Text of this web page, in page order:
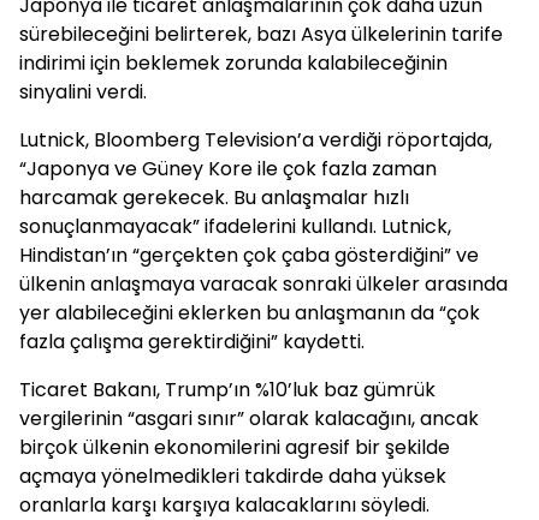
sürebileceğini belirterek, bazı Asya ülkelerinin tarife
indirimi için beklemek zorunda kalabileceğinin
sinyalini verdi.
Lutnick, Bloomberg Television’a verdiği röportajda,
“Japonya ve Güney Kore ile çok fazla zaman
harcamak gerekecek. Bu anlaşmalar hızlı
sonuçlanmayacak” ifadelerini kullandı. Lutnick,
Hindistan’ın “gerçekten çok çaba gösterdiğini” ve
ülkenin anlaşmaya varacak sonraki ülkeler arasında
yer alabileceğini eklerken bu anlaşmanın da “çok
fazla çalışma gerektirdiğini” kaydetti.
Ticaret Bakanı, Trump’ın %10’luk baz gümrük
vergilerinin “asgari sınır” olarak kalacağını, ancak
birçok ülkenin ekonomilerini agresif bir şekilde
açmaya yönelmedikleri takdirde daha yüksek
oranlarla karşı karşıya kalacaklarını söyledi.